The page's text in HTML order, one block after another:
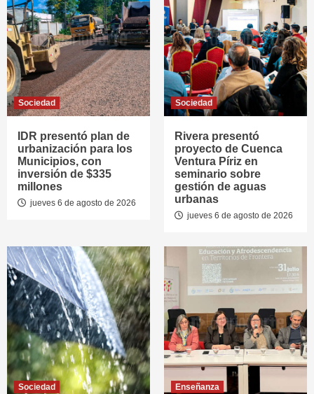
Sociedad
IDR presentó plan de
urbanización para los
Municipios, con
inversión de $335
millones
jueves 6 de agosto de 2026
Sociedad
Rivera presentó
proyecto de Cuenca
Ventura Píriz en
seminario sobre
gestión de aguas
urbanas
jueves 6 de agosto de 2026
Sociedad Enseñanza